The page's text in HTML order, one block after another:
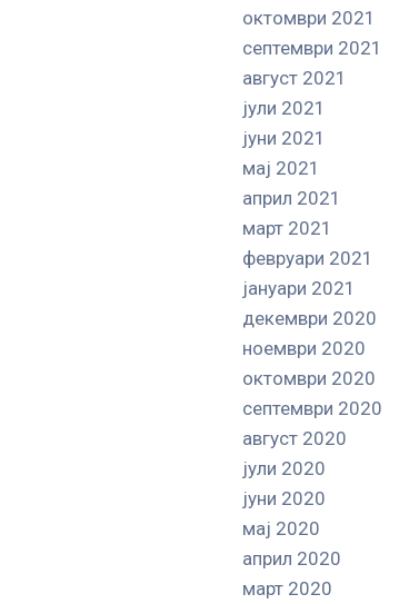
октомври 2021
септември 2021
август 2021
јули 2021
јуни 2021
мај 2021
април 2021
март 2021
февруари 2021
јануари 2021
декември 2020
ноември 2020
октомври 2020
септември 2020
август 2020
јули 2020
јуни 2020
мај 2020
април 2020
март 2020